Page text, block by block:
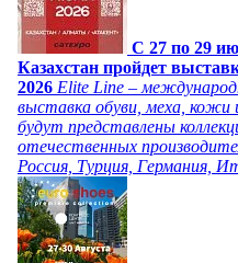
C 27 по 29
Казахстан пройдет
2026 Elite Line –
выставка обуви, меха, кожи
будут представлены
отечественных
Россия, Турция, Германия,